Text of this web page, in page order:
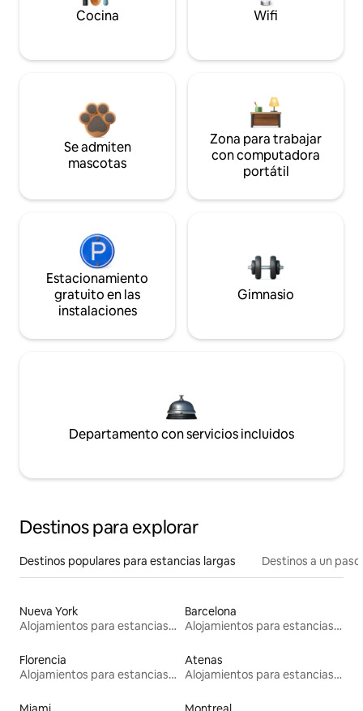
Cocina Wifi
Se admiten
mascotas
Zona para trabajar
con computadora
portátil
Estacionamiento
gratuito en las
instalaciones
Gimnasio
Departamento con servicios incluidos
Destinos para explorar
Destinos populares para estancias largas Destinos a un
Nueva York
Alojamientos para estancias largas
Barcelona
Alojamientos para estancias largas
Florencia
Alojamientos para estancias largas
Atenas
Alojamientos para estancias largas